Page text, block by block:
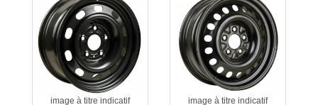
image à titre indicatif
image à titre indicatif